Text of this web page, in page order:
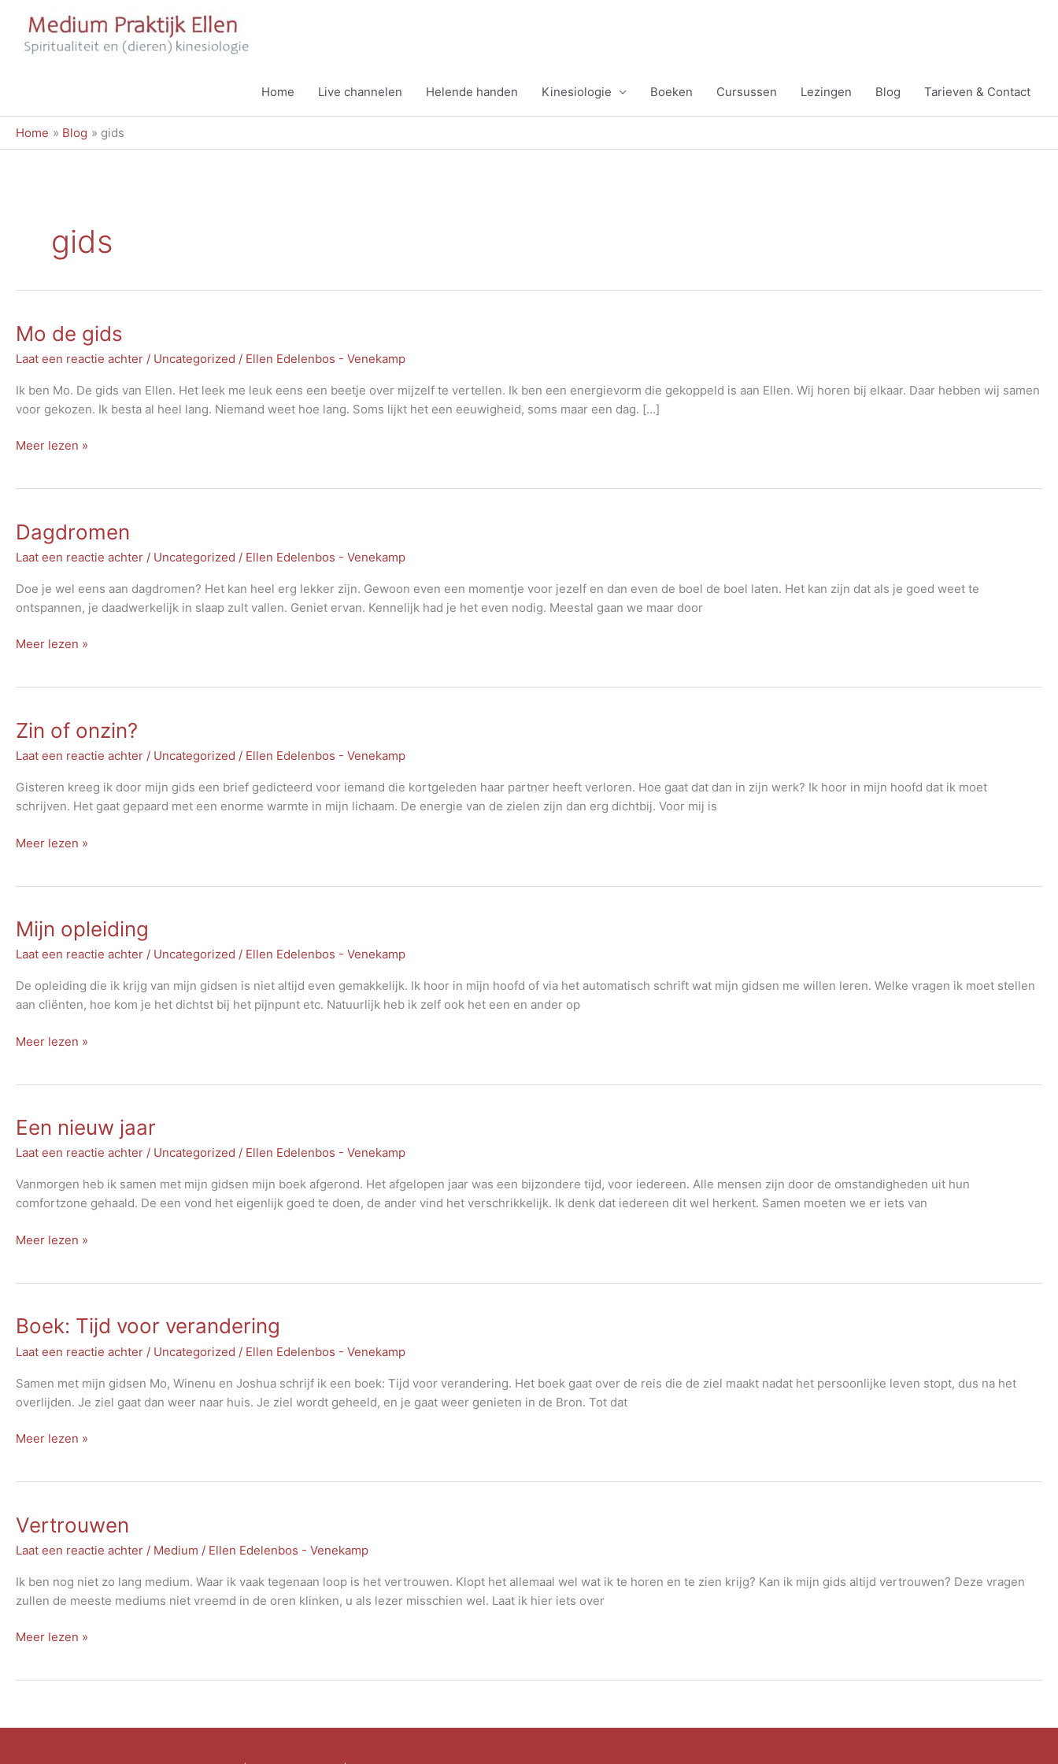
Home
Live channelen Helende handen Kinesiologie Boeken Cursussen Lezingen Blog Tarieven & Contact
Home Blog gids
gids
Mo de gids
Laat een reactie achter / Uncategorized / Ellen Edelenbos - Venekamp
Ik ben Mo. De gids van Ellen. Het leek me leuk eens een beetje over mijzelf te vertellen. Ik ben een energievorm die gekoppeld is aan Ellen. Wij horen bij elkaar. Daar hebben wij samen
voor gekozen. Ik besta al heel lang. Niemand weet hoe lang. Soms lijkt het een eeuwigheid, soms maar een dag. […]
Mo
Meer lezen »
Dagdromen
Laat een reactie achter / Uncategorized / Ellen Edelenbos - Venekamp
Doe je wel eens aan dagdromen? Het kan heel erg lekker zijn. Gewoon even een momentje voor jezelf en dan even de boel de boel laten. Het kan zijn dat als je goed weet te
ontspannen, je daadwerkelijk in slaap zult vallen. Geniet ervan. Kennelijk had je het even nodig. Meestal gaan we maar door
Dagdromen
Meer lezen »
Zin of onzin?
Laat een reactie achter / Uncategorized / Ellen Edelenbos - Venekamp
Gisteren kreeg ik door mijn gids een brief gedicteerd voor iemand die kortgeleden haar partner heeft verloren. Hoe gaat dat dan in zijn werk? Ik hoor in mijn hoofd dat ik moet
schrijven. Het gaat gepaard met een enorme warmte in mijn lichaam. De energie van de zielen zijn dan erg dichtbij. Voor mij is
Zin
Meer lezen »
Mijn opleiding
Laat een reactie achter / Uncategorized / Ellen Edelenbos - Venekamp
De opleiding die ik krijg van mijn gidsen is niet altijd even gemakkelijk. Ik hoor in mijn hoofd of via het automatisch schrift wat mijn gidsen me willen leren. Welke vragen ik moet stellen
aan cliënten, hoe kom je het dichtst bij het pijnpunt etc. Natuurlijk heb ik zelf ook het een en ander op
Mijn
Meer lezen »
Een nieuw jaar
Laat een reactie achter / Uncategorized / Ellen Edelenbos - Venekamp
Vanmorgen heb ik samen met mijn gidsen mijn boek afgerond. Het afgelopen jaar was een bijzondere tijd, voor iedereen. Alle mensen zijn door de omstandigheden uit hun
comfortzone gehaald. De een vond het eigenlijk goed te doen, de ander vind het verschrikkelijk. Ik denk dat iedereen dit wel herkent. Samen moeten we er iets van
Een
Meer lezen »
Boek: Tijd voor verandering
Laat een reactie achter / Uncategorized / Ellen Edelenbos - Venekamp
Samen met mijn gidsen Mo, Winenu en Joshua schrijf ik een boek: Tijd voor verandering. Het boek gaat over de reis die de ziel maakt nadat het persoonlijke leven stopt, dus na het
overlijden. Je ziel gaat dan weer naar huis. Je ziel wordt geheeld, en je gaat weer genieten in de Bron. Tot dat
Boek:
Meer lezen »
Vertrouwen
Laat een reactie achter / Medium / Ellen Edelenbos - Venekamp
Ik ben nog niet zo lang medium. Waar ik vaak tegenaan loop is het vertrouwen. Klopt het allemaal wel wat ik te horen en te zien krijg? Kan ik mijn gids altijd vertrouwen? Deze vragen
zullen de meeste mediums niet vreemd in de oren klinken, u als lezer misschien wel. Laat ik hier iets over
Vertrouwen
Meer lezen »